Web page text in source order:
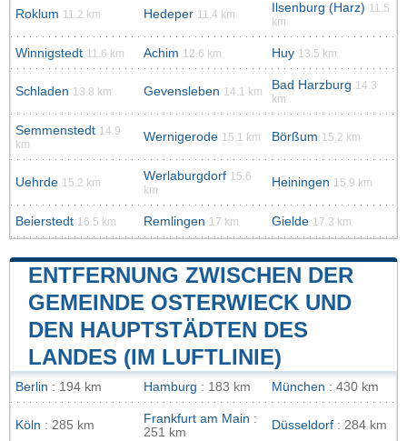
Roklum 11.2 km Hedeper 11.4 km Ilsenburg (Harz) 11.5
km
Winnigstedt 11.6 km Achim 12.6 km Huy 13.5 km
Schladen 13.8 km Gevensleben 14.1 km Bad Harzburg 14.3
km
Semmenstedt 14.9
km
Wernigerode 15.1 km Börßum 15.2 km
Uehrde 15.2 km Werlaburgdorf 15.6
km
Heiningen 15.9 km
Beierstedt 16.5 km Remlingen 17 km Gielde 17.3 km
ENTFERNUNG ZWISCHEN DER
GEMEINDE OSTERWIECK UND
DEN HAUPTSTÄDTEN DES
LANDES (IM LUFTLINIE)
Berlin : 194 km Hamburg : 183 km München : 430 km
Köln : 285 km Frankfurt am Main :
251 km
Düsseldorf : 284 km